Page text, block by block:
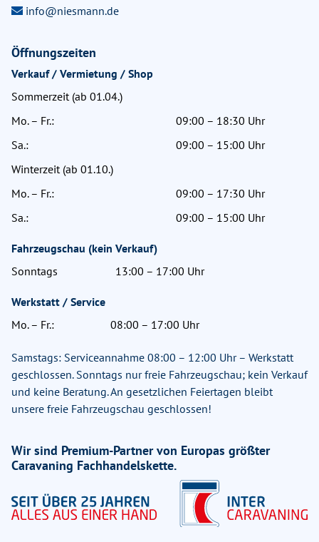
info@niesmann.de
Öffnungszeiten
Verkauf / Vermietung / Shop
Sommerzeit (ab 01.04.)
Mo. – Fr.:
09:00 – 18:30 Uhr
Sa.:
09:00 – 15:00 Uhr
Winterzeit (ab 01.10.)
Mo. – Fr.:
09:00 – 17:30 Uhr
Sa.:
09:00 – 15:00 Uhr
Fahrzeugschau (kein Verkauf)
Sonntags
13:00 – 17:00 Uhr
Werkstatt / Service
Mo. – Fr.:
08:00 – 17:00 Uhr
Samstags: Serviceannahme 08:00 – 12:00 Uhr – Werkstatt
geschlossen. Sonntags nur freie Fahrzeugschau; kein Verkauf
und keine Beratung. An gesetzlichen Feiertagen bleibt
unsere freie Fahrzeugschau geschlossen!
Wir sind Premium-Partner von Europas größter
Caravaning Fachhandelskette.